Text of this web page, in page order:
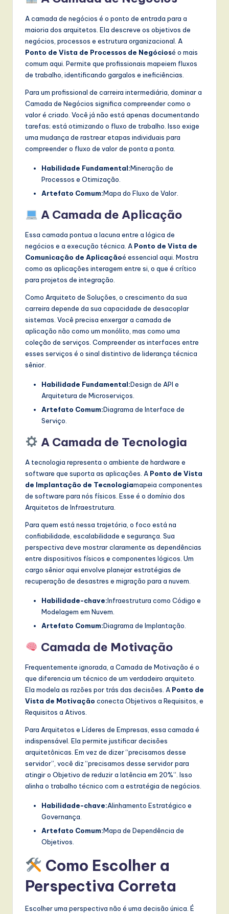
A camada de negócios é o ponto de entrada para a
maioria dos arquitetos. Ela descreve os objetivos de
negócios, processos e estrutura organizacional. A
Ponto de Vista de Processos de Negóciosé o mais
comum aqui. Permite que profissionais mapeiem fluxos
de trabalho, identificando gargalos e ineficiências.
Para um profissional de carreira intermediária, dominar a
Camada de Negócios significa compreender como o
valor é criado. Você já não está apenas documentando
tarefas; está otimizando o fluxo de trabalho. Isso exige
uma mudança de rastrear etapas individuais para
compreender o fluxo de valor de ponta a ponta.
Habilidade Fundamental:Mineração de
Processos e Otimização.
Artefato Comum:Mapa do Fluxo de Valor.
A Camada de Aplicação
Essa camada pontua a lacuna entre a lógica de
negócios e a execução técnica. A Ponto de Vista de
Comunicação de Aplicaçãoé essencial aqui. Mostra
como as aplicações interagem entre si, o que é crítico
para projetos de integração.
Como Arquiteto de Soluções, o crescimento da sua
carreira depende da sua capacidade de desacoplar
sistemas. Você precisa enxergar a camada de
aplicação não como um monólito, mas como uma
coleção de serviços. Compreender as interfaces entre
esses serviços é o sinal distintivo de liderança técnica
sênior.
Habilidade Fundamental:Design de API e
Arquitetura de Microserviços.
Artefato Comum:Diagrama de Interface de
Serviço.
A Camada de Tecnologia
A tecnologia representa o ambiente de hardware e
software que suporta as aplicações. A Ponto de Vista
de Implantação de Tecnologiamapeia componentes
de software para nós físicos. Esse é o domínio dos
Arquitetos de Infraestrutura.
Para quem está nessa trajetória, o foco está na
confiabilidade, escalabilidade e segurança. Sua
perspectiva deve mostrar claramente as dependências
entre dispositivos físicos e componentes lógicos. Um
cargo sênior aqui envolve planejar estratégias de
recuperação de desastres e migração para a nuvem.
Habilidade-chave:Infraestrutura como Código e
Modelagem em Nuvem.
Artefato Comum:Diagrama de Implantação.
Camada de Motivação
Frequentemente ignorada, a Camada de Motivação é o
que diferencia um técnico de um verdadeiro arquiteto.
Ela modela as razões por trás das decisões. A Ponto de
Vista de Motivação conecta Objetivos a Requisitos, e
Requisitos a Ativos.
Para Arquitetos e Líderes de Empresas, essa camada é
indispensável. Ela permite justificar decisões
arquitetônicas. Em vez de dizer “precisamos desse
servidor”, você diz “precisamos desse servidor para
atingir o Objetivo de reduzir a latência em 20%”. Isso
alinha o trabalho técnico com a estratégia de negócios.
Habilidade-chave:Alinhamento Estratégico e
Governança.
Artefato Comum:Mapa de Dependência de
Objetivos.
Como Escolher a
Perspectiva Correta
Escolher uma perspectiva não é uma decisão única. É